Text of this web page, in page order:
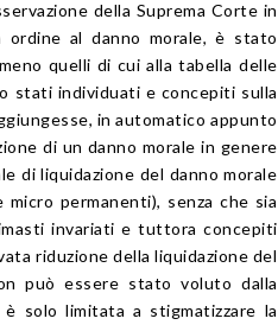
della Suprema Corte in
ordine al danno morale, è stato
quelli di cui alla tabella delle
stati individuati e concepiti sulla
in automatico appunto
di un danno morale in genere
di liquidazione del danno morale
permanenti), senza che sia
invariati e tuttora concepiti
riduzione della liquidazione del
può essere stato voluto dalla
solo limitata a stigmatizzare la